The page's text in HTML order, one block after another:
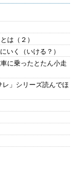
は（２）
いく（いける？）
に乗ったとたん小走
」シリーズ読んでほ